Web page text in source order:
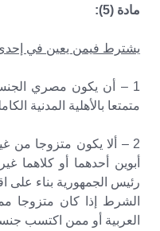
مادة (5):
يشترط فيمن يعين في
1 – أن يكون مصري
متمتعا بالأهلية المدنية
2 – ألا يكون متزوجا
أبوين أحدهما أو
رئيس الجمهورية بناء على
الشرط إذا كان متزوجا
العربية أو ممن اكتسب